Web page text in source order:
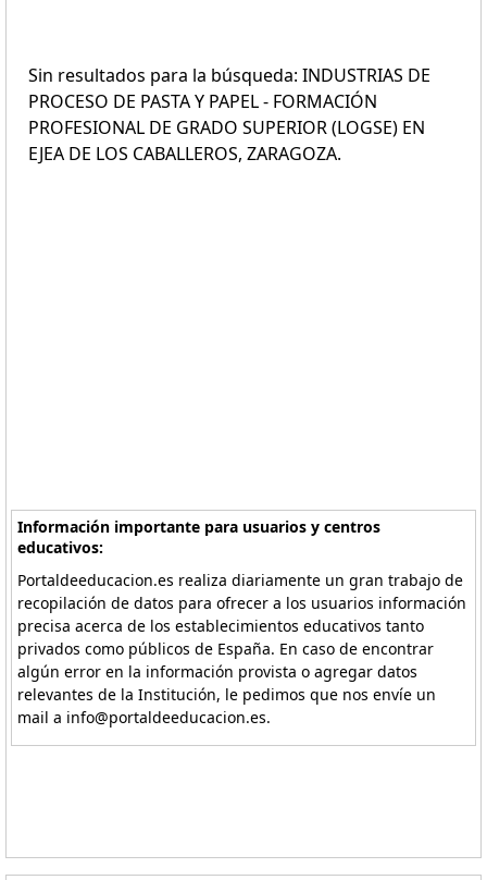
Sin resultados para la búsqueda: INDUSTRIAS DE
PROCESO DE PASTA Y PAPEL - FORMACIÓN
PROFESIONAL DE GRADO SUPERIOR (LOGSE) EN
EJEA DE LOS CABALLEROS, ZARAGOZA.
Información importante para usuarios y centros
educativos:
Portaldeeducacion.es realiza diariamente un gran trabajo de
recopilación de datos para ofrecer a los usuarios información
precisa acerca de los establecimientos educativos tanto
privados como públicos de España. En caso de encontrar
algún error en la información provista o agregar datos
relevantes de la Institución, le pedimos que nos envíe un
mail a info@portaldeeducacion.es.